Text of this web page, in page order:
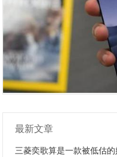
最新文章
三菱奕歌算是一款被低估